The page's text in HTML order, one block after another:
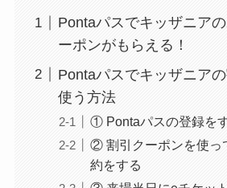
Pontaパスでキッザニア
ーポンがもらえる！
Pontaパスでキッザニア
使う方法
① Pontaパスの登録を
② 割引クーポンを使っ
約をする